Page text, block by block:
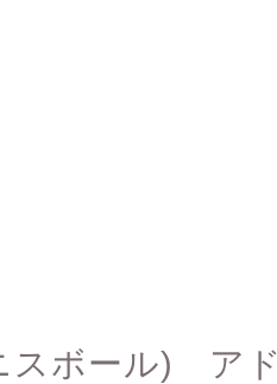
スボール) ア